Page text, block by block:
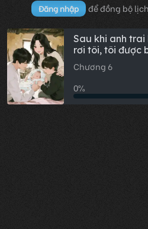
Đăng nhập để đồng bộ
Sau khi anh trai
rơi tôi, tôi được
trộm nuôi lớn
Chương 6
0%